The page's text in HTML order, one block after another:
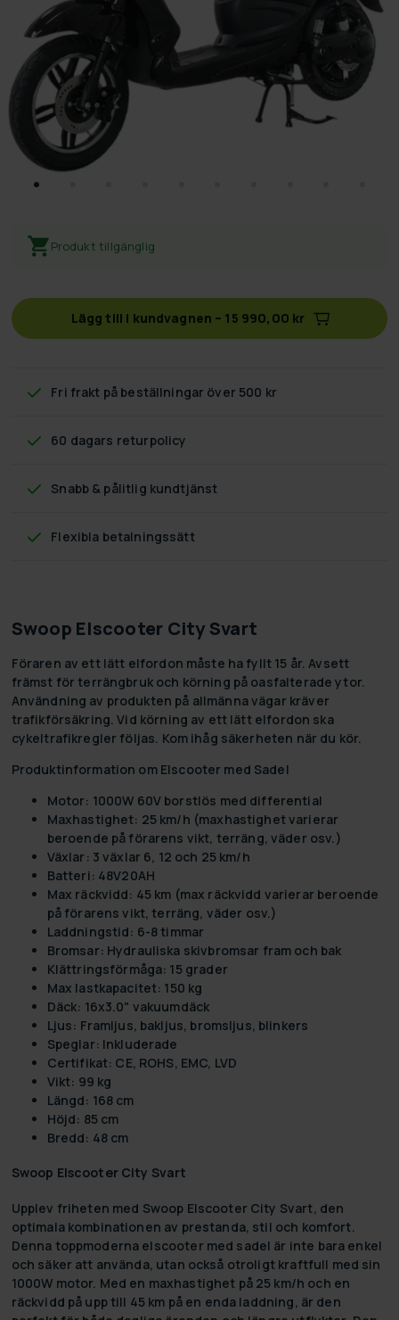
Produkt tillgänglig
Lägg till i kundvagnen – 15 990,00 kr
Fri frakt på beställningar över 500 kr
60 dagars returpolicy
Snabb & pålitlig kundtjänst
Flexibla betalningssätt
Swoop Elscooter City Svart
Föraren av ett lätt elfordon måste ha fyllt 15 år. Avsett
främst för terrängbruk och körning på oasfalterade ytor.
Användning av produkten på allmänna vägar kräver
trafikförsäkring. Vid körning av ett lätt elfordon ska
cykeltrafikregler följas. Kom ihåg säkerheten när du kör.
Produktinformation om Elscooter med Sadel
Motor: 1000W 60V borstlös med differential
Maxhastighet: 25 km/h (maxhastighet varierar
beroende på förarens vikt, terräng, väder osv.)
Växlar: 3 växlar 6, 12 och 25 km/h
Batteri: 48V20AH
Max räckvidd: 45 km (max räckvidd varierar beroende
på förarens vikt, terräng, väder osv.)
Laddningstid: 6-8 timmar
Bromsar: Hydrauliska skivbromsar fram och bak
Klättringsförmåga: 15 grader
Max lastkapacitet: 150 kg
Däck: 16x3.0" vakuumdäck
Ljus: Framljus, bakljus, bromsljus, blinkers
Speglar: Inkluderade
Certifikat: CE, ROHS, EMC, LVD
Vikt: 99 kg
Längd: 168 cm
Höjd: 85 cm
Bredd: 48 cm
Swoop Elscooter City Svart
Upplev friheten med Swoop Elscooter City Svart, den
optimala kombinationen av prestanda, stil och komfort.
Denna toppmoderna elscooter med sadel är inte bara enkel
och säker att använda, utan också otroligt kraftfull med sin
1000W motor. Med en maxhastighet på 25 km/h och en
räckvidd på upp till 45 km på en enda laddning, är den